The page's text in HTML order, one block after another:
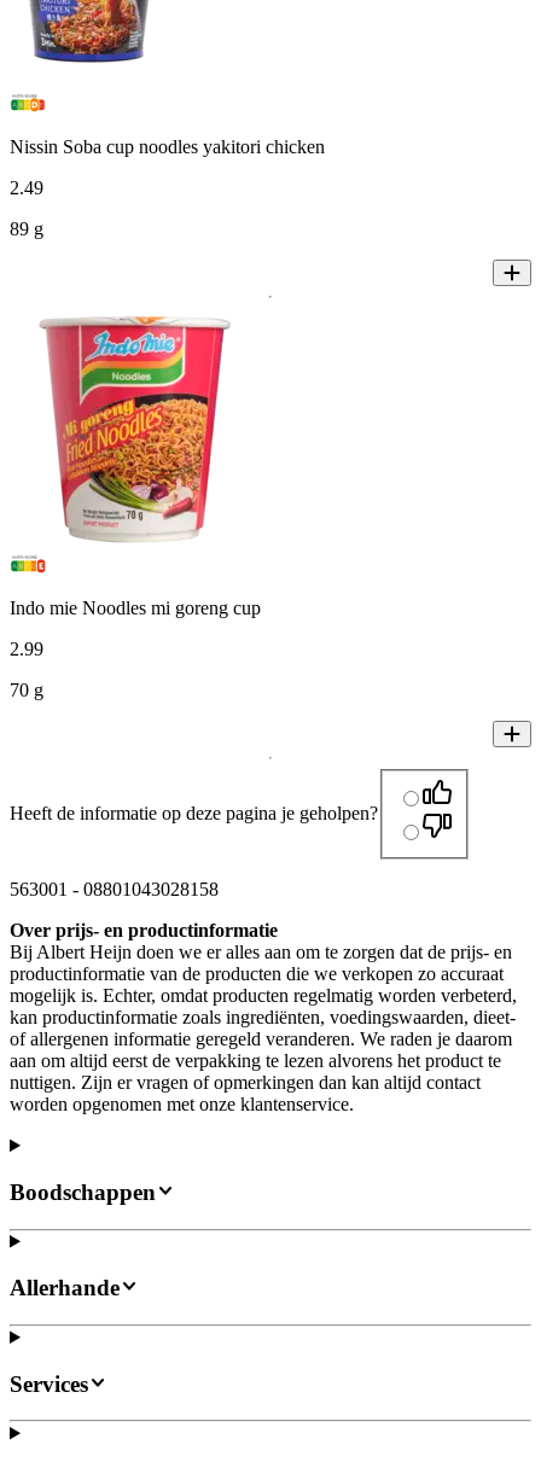
Nissin Soba cup noodles yakitori chicken
2.49
89 g
Indo mie Noodles mi goreng cup
2.99
70 g
Heeft de informatie op deze pagina je geholpen?
563001 - 08801043028158
Over prijs- en productinformatie
Bij Albert Heijn doen we er alles aan om te zorgen dat de prijs- en
productinformatie van de producten die we verkopen zo accuraat
mogelijk is. Echter, omdat producten regelmatig worden verbeterd,
kan productinformatie zoals ingrediënten, voedingswaarden, dieet-
of allergenen informatie geregeld veranderen. We raden je daarom
aan om altijd eerst de verpakking te lezen alvorens het product te
nuttigen. Zijn er vragen of opmerkingen dan kan altijd contact
worden opgenomen met onze klantenservice.
Boodschappen
Allerhande
Services